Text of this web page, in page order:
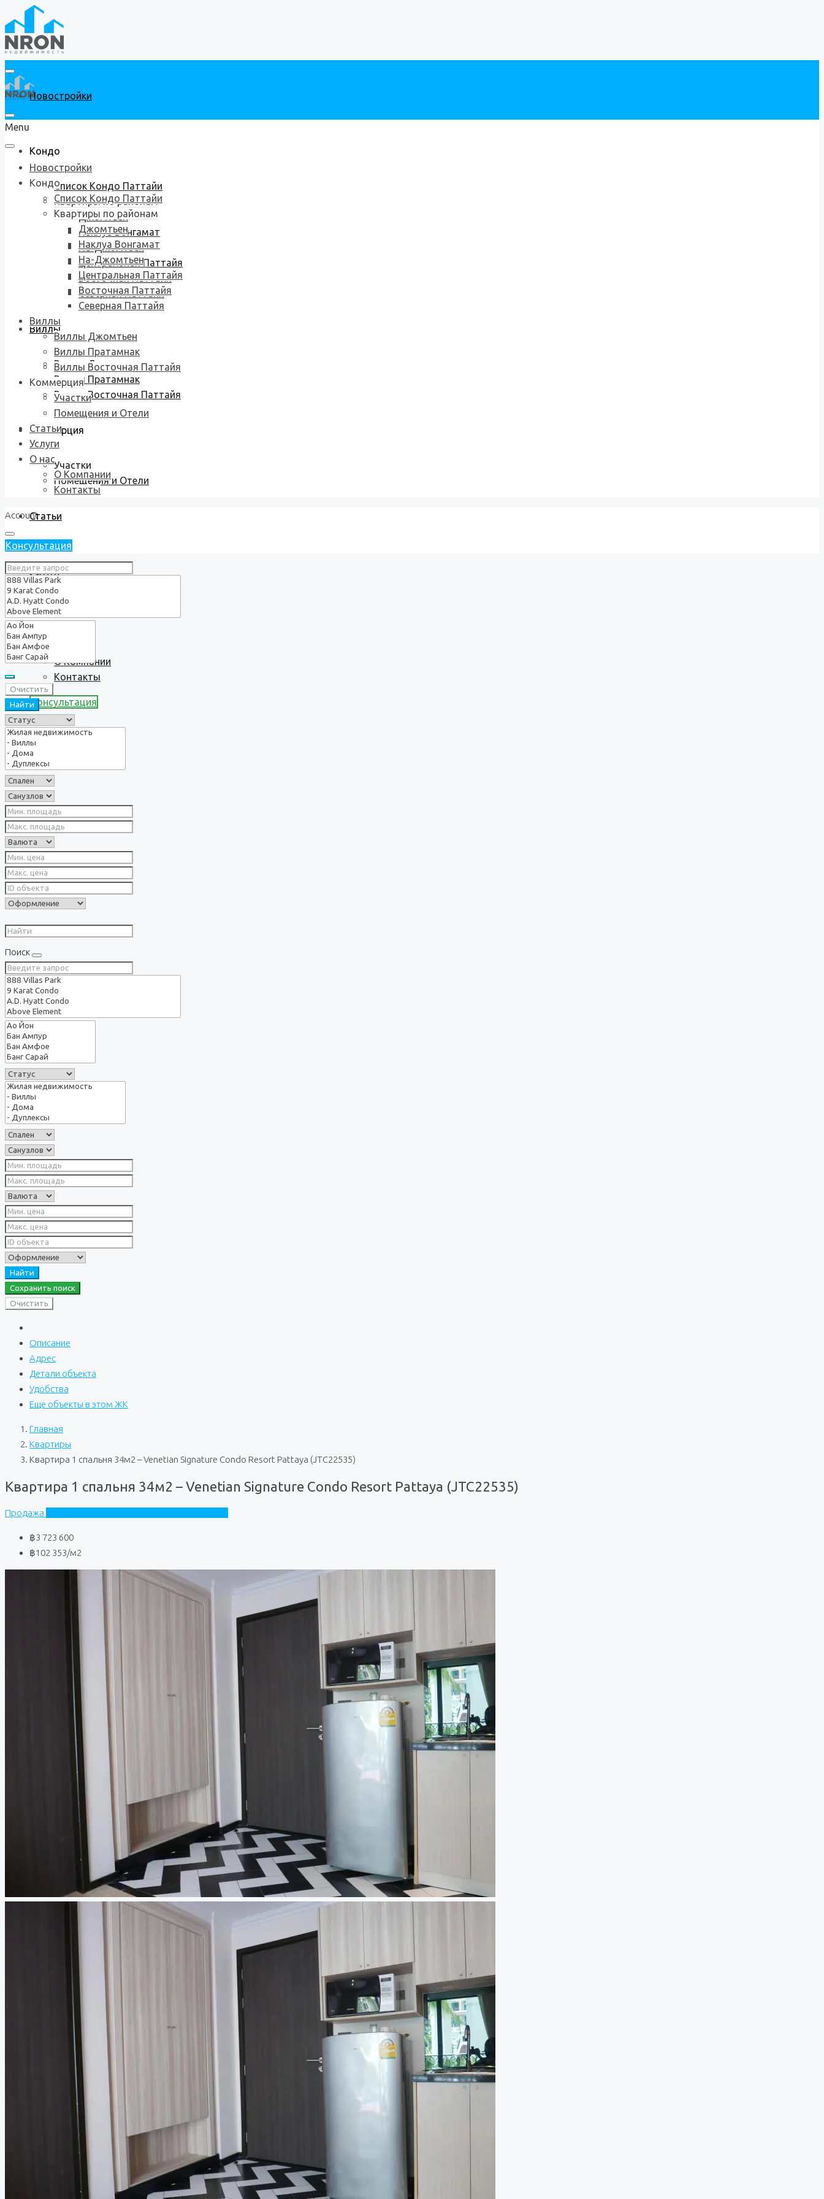
Новостройки
Кондо
Список Кондо Паттайи
Квартиры по районам
Джомтьен
Наклуа Вонгамат
На-Джомтьен
Центральная Паттайя
Восточная Паттайя
Северная Паттайя
Виллы
Виллы Джомтьен
Виллы Пратамнак
Виллы Восточная Паттайя
Коммерция
Участки
Помещения и Отели
Статьи
Услуги
О нас
О Компании
Контакты
Консультация
Menu
Новостройки
Кондо
Список Кондо Паттайи
Квартиры по районам
Джомтьен
Наклуа Вонгамат
На-Джомтьен
Центральная Паттайя
Восточная Паттайя
Северная Паттайя
Виллы
Виллы Джомтьен
Виллы Пратамнак
Виллы Восточная Паттайя
Коммерция
Участки
Помещения и Отели
Статьи
Услуги
О нас
О Компании
Контакты
Account
Консультация
Очистить
Найти
Поиск
Найти
Сохранить поиск
Очистить
Описание
Адрес
Детали объекта
Удобства
Еще объекты в этом ЖК
Главная
Квартиры
Квартира 1 спальня 34м2 – Venetian Signature Condo Resort Pattaya (JTC22535)
Квартира 1 спальня 34м2 – Venetian Signature Condo Resort Pattaya (JTC22535)
Продажа
฿3 723 600
฿102 353/м2